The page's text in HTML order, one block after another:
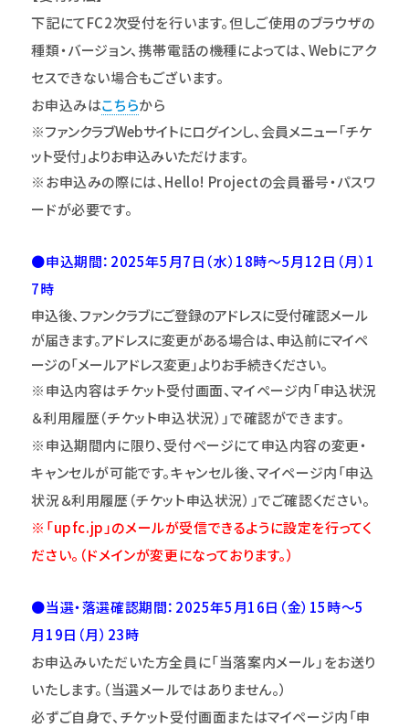
下記にてFC2次受付を行います。但しご使用のブラウザの
種類・バージョン、携帯電話の機種によっては、Webにアク
セスできない場合もございます。
お申込みはこちらから
※ファンクラブWebサイトにログインし、会員メニュー｢チケ
ット受付｣よりお申込みいただけます。
※お申込みの際には、Hello! Projectの会員番号・パスワ
ードが必要です。
●申込期間：2025年5月7日（水）18時～5月12日（月）1
7時
申込後、ファンクラブにご登録のアドレスに受付確認メール
が届きます。アドレスに変更がある場合は、申込前にマイペ
ージの「メールアドレス変更」よりお手続きください。
※申込内容はチケット受付画面、マイページ内「申込状況
＆利用履歴（チケット申込状況）」で確認ができます。
※申込期間内に限り、受付ページにて申込内容の変更・
キャンセルが可能です。キャンセル後、マイページ内「申込
状況＆利用履歴（チケット申込状況）」でご確認ください。
※「upfc.jp」のメールが受信できるように設定を行ってく
ださい。（ドメインが変更になっております。）
●当選・落選確認期間：2025年5月16日（金）15時～5
月19日（月）23時
お申込みいただいた方全員に「当落案内メール」をお送り
いたします。（当選メールではありません。）
必ずご自身で、チケット受付画面またはマイページ内「申